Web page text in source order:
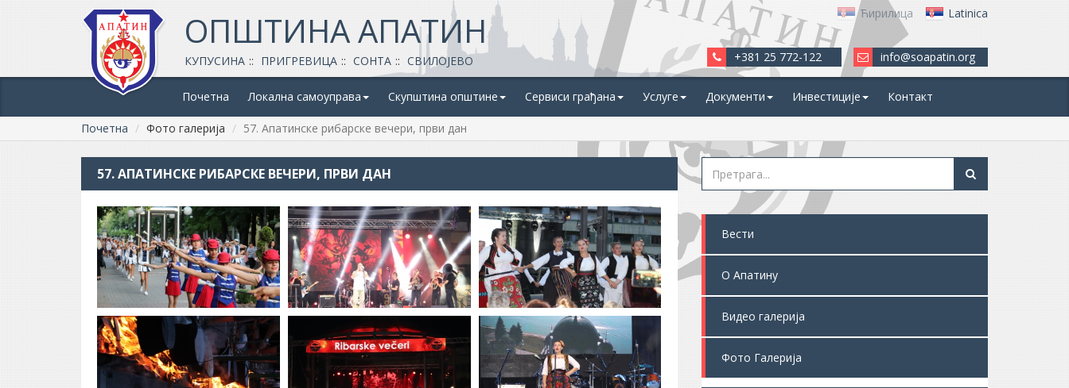
ОПШТИНА АПАТИН
КУПУСИНА ПРИГРЕВИЦА СОНТА СВИЛОЈЕВО
Ћирилица Latinica
+381 25 772-122 info@soapatin.org
Почетна Локална самоуправа Скупштина општине Сервиси грађана Услуге Документи Инвестиције Контакт
Почетна Фото галерија 57. Апатинске рибарске вечери, први дан
57. АПАТИНСКЕ РИБАРСКЕ ВЕЧЕРИ, ПРВИ ДАН
Вести
О Апатину
Видео галерија
Фото Галерија